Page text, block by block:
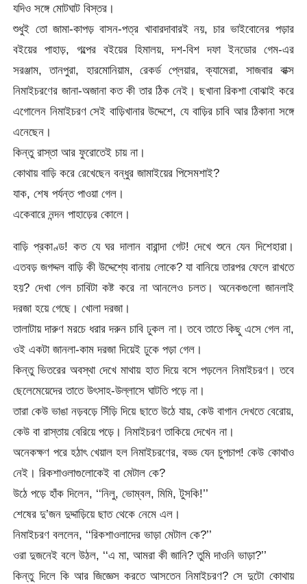
যদিও সঙ্গে মোটঘাট বিস্তর।
শুধুই তো জামা-কাপড় বাসন-পত্র খাবারদাবারই নয়, চার ভাইবোনের পড়ার
বইয়ের পাহাড়, গল্পের বইয়ের হিমালয়, দশ-বিশ দফা ইনডোর গেম-এর
সরঞ্জাম, তানপুরা, হারমোনিয়াম, রেকর্ড প্লেয়ার, ক্যামেরা, সাজবার বাক্স
নিমাইচরণের জানা-অজানা কত কী তার ঠিক নেই। ছখানা রিকশা বোঝাই করে
এগোলেন নিমাইচরণ সেই বাড়িখানার উদ্দেশে, যে বাড়ির চাবি আর ঠিকানা সঙ্গে
এনেছেন।
কিন্তু রাস্তা আর ফুরোতেই চায় না।
কোথায় বাড়ি করে রেখেছেন বন্ধুর জামাইয়ের পিসেমশাই?
যাক, শেষ পর্যন্ত পাওয়া গেল।
একেবারে নন্দন পাহাড়ের কোলে।
বাড়ি প্রকাণ্ড! কত যে ঘর দালান বারান্দা গেট! দেখে শুনে যেন দিশেহারা।
এতবড় জগদ্দল বাড়ি কী উদ্দেশ্যে বানায় লোকে? যা বানিয়ে তারপর ফেলে রাখতে
হয়? দেখা গেল চাবিটা কষ্ট করে না আনলেও চলত। অনেকগুলো জানলাই
দরজা হয়ে গেছে। খোলা দরজা।
তালাটায় দারুণ মরচে ধরার দরুন চাবি ঢুকল না। তবে তাতে কিছু এসে গেল না,
ওই একটা জানলা-কাম দরজা দিয়েই ঢুকে পড়া গেল।
কিন্তু ভিতরের অবস্থা দেখে মাথায় হাত দিয়ে বসে পড়লেন নিমাইচরণ। তবে
ছেলেমেয়েদের তাতে উৎসাহ-উল্লাসে ঘাটতি পড়ে না।
তারা কেউ ভাঙা নড়বড়ে সিঁড়ি দিয়ে ছাতে উঠে যায়, কেউ বাগান দেখতে বেরোয়,
কেউ বা রাস্তায় বেরিয়ে পড়ে। নিমাইচরণ তাকিয়ে দেখেন না।
অনেকক্ষণ পরে হঠাৎ খেয়াল হল নিমাইচরণের, বড্ড যেন চুপচাপ! কেউ কোথাও
নেই। রিকশাওলাগুলোকেই বা মেটাল কে?
উঠে পড়ে হাঁক দিলেন, ‘‘নিলু, ভোম্বল, মিমি, টুসকি!’’
শেষের দু’জন দুদ্দাড়িয়ে ছাত থেকে নেমে এল।
নিমাইচরণ বললেন, ‘‘রিকশাওলাদের ভাড়া মেটাল কে?’’
ওরা দুজনেই বলে উঠল, ‘‘এ মা, আমরা কী জানি? তুমি দাওনি ভাড়া?’’
কিন্তু দিলে কি আর জিজ্ঞেস করতে আসতেন নিমাইচরণ? সে দুটো কোথায়